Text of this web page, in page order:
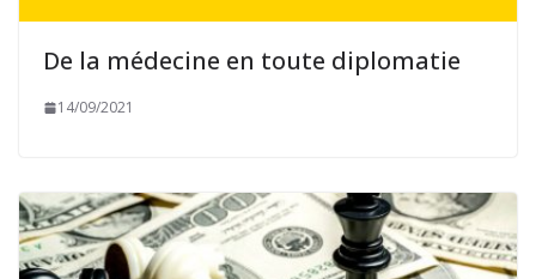
De la médecine en toute diplomatie
14/09/2021